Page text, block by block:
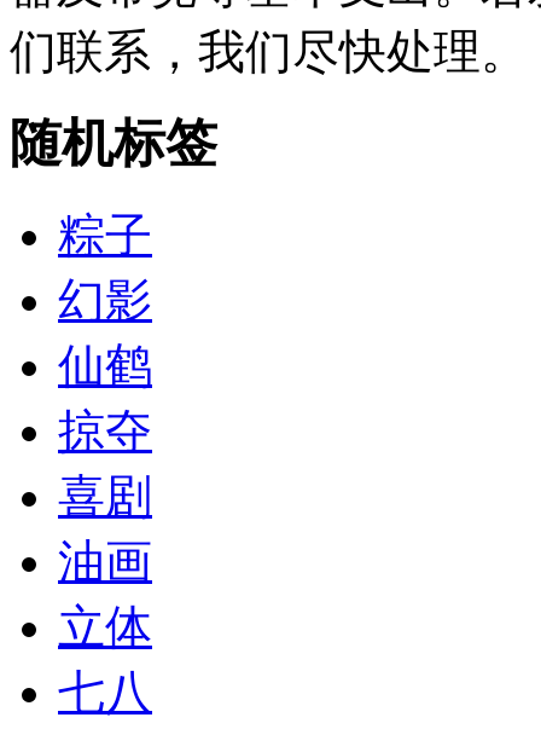
们联系，我们尽快处理。
随机标签
粽子
幻影
仙鹤
掠夺
喜剧
油画
立体
七八